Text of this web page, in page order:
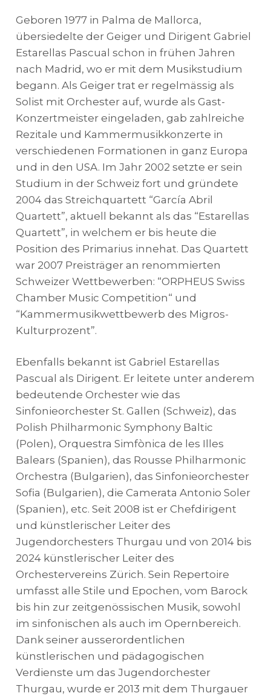
Geboren 1977 in Palma de Mallorca,
übersiedelte der Geiger und Dirigent Gabriel
Estarellas Pascual schon in frühen Jahren
nach Madrid, wo er mit dem Musikstudium
begann. Als Geiger trat er regelmässig als
Solist mit Orchester auf, wurde als Gast-
Konzertmeister eingeladen, gab zahlreiche
Rezitale und Kammermusikkonzerte in
verschiedenen Formationen in ganz Europa
und in den USA. Im Jahr 2002 setzte er sein
Studium in der Schweiz fort und gründete
2004 das Streichquartett “García Abril
Quartett”, aktuell bekannt als das “Estarellas
Quartett”, in welchem er bis heute die
Position des Primarius innehat. Das Quartett
war 2007 Preisträger an renommierten
Schweizer Wettbewerben: “ORPHEUS Swiss
Chamber Music Competition“ und
“Kammermusikwettbewerb des Migros-
Kulturprozent”.
Ebenfalls bekannt ist Gabriel Estarellas
Pascual als Dirigent. Er leitete unter anderem
bedeutende Orchester wie das
Sinfonieorchester St. Gallen (Schweiz), das
Polish Philharmonic Symphony Baltic
(Polen), Orquestra Simfònica de les Illes
Balears (Spanien), das Rousse Philharmonic
Orchestra (Bulgarien), das Sinfonieorchester
Sofia (Bulgarien), die Camerata Antonio Soler
(Spanien), etc. Seit 2008 ist er Chefdirigent
und künstlerischer Leiter des
Jugendorchesters Thurgau und von 2014 bis
2024 künstlerischer Leiter des
Orchestervereins Zürich. Sein Repertoire
umfasst alle Stile und Epochen, vom Barock
bis hin zur zeitgenössischen Musik, sowohl
im sinfonischen als auch im Opernbereich.
Dank seiner ausserordentlichen
künstlerischen und pädagogischen
Verdienste um das Jugendorchester
Thurgau, wurde er 2013 mit dem Thurgauer